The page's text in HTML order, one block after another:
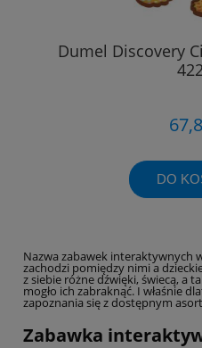
Dumel Discovery
DO
Nazwa zabawek interaktywnych
zachodzi pomiędzy nimi a
z siebie różne dźwięki, świecą, a
mogło ich zabraknąć. I właśnie
zapoznania się z dostępnym
Zabawka